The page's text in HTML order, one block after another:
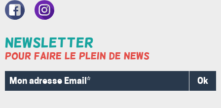
Nore
page
Facebook
Nore
compte
Instagram
Newsletter
Pour faire le plein de news
Mon
adresse
Ok